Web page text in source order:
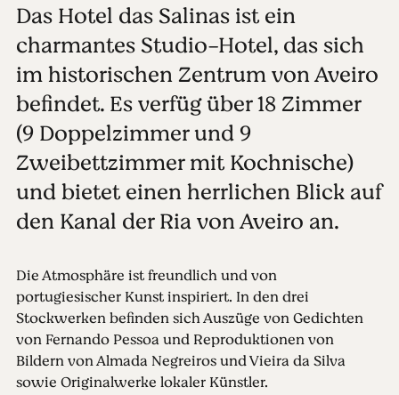
Das Hotel das Salinas ist ein
charmantes Studio-Hotel, das sich
im historischen Zentrum von Aveiro
befindet. Es verfüg über 18 Zimmer
(9 Doppelzimmer und 9
Zweibettzimmer mit Kochnische)
und bietet einen herrlichen Blick auf
den Kanal der Ria von Aveiro an.
Die Atmosphäre ist freundlich und von
portugiesischer Kunst inspiriert. In den drei
Stockwerken befinden sich Auszüge von Gedichten
von Fernando Pessoa und Reproduktionen von
Bildern von Almada Negreiros und Vieira da Silva
sowie Originalwerke lokaler Künstler.